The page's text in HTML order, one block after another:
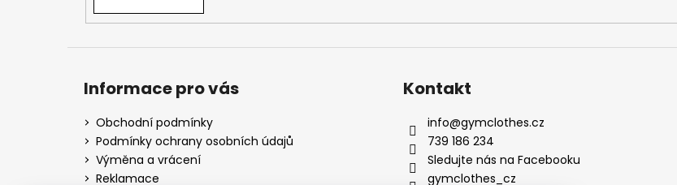
Informace pro vás
Obchodní podmínky
Podmínky ochrany osobních údajů
Výměna a vrácení
Reklamace
Kontakt
info@gymclothes.cz
739 186 234
Sledujte nás na Facebooku
gymclothes_cz